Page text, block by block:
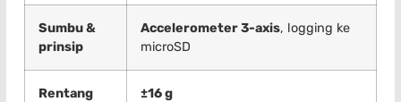
Sumbu &
prinsip
Accelerometer 3-axis, logging ke
microSD
Rentang
±16 g